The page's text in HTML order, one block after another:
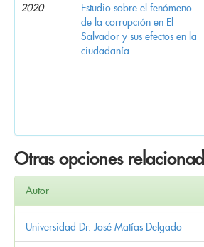
2020
Estudio sobre el fenómeno
de la corrupción en El
Salvador y sus efectos en la
ciudadanía
Otras opciones
Autor
Universidad Dr. José Matías Delgado